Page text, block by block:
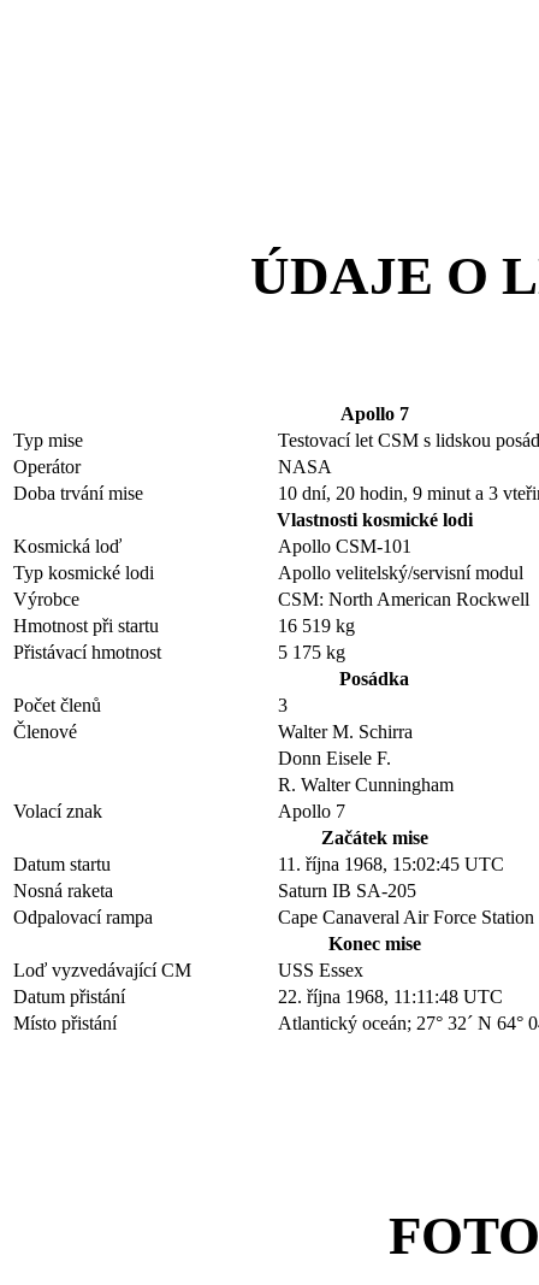
ÚDAJE O
Apollo 7
Typ mise
Testovací let CSM s lidskou
Operátor
NASA
Doba trvání mise
10 dní, 20 hodin, 9 minut a 3
Vlastnosti kosmické lodi
Kosmická loď
Apollo CSM-101
Typ kosmické lodi
Apollo velitelský/servisní modul
Výrobce
CSM: North American Rockwell
Hmotnost při startu
16 519 kg
Přistávací hmotnost
5 175 kg
Posádka
Počet členů
3
Členové
Walter M. Schirra
Donn Eisele F.
R. Walter Cunningham
Volací znak
Apollo 7
Začátek mise
Datum startu
11. října 1968, 15:02:45 UTC
Nosná raketa
Saturn IB SA-205
Odpalovací rampa
Cape Canaveral Air Force
Konec mise
Loď vyzvedávající CM
USS Essex
Datum přistání
22. října 1968, 11:11:48 UTC
Místo přistání
Atlantický oceán; 27° 32´ N 64°